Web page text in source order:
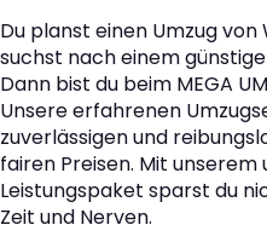
Du planst einen Umzug von
suchst nach einem
Dann bist du beim MEGA
Unsere erfahrenen
zuverlässigen und
fairen Preisen. Mit
Leistungspaket sparst du
Zeit und Nerven.